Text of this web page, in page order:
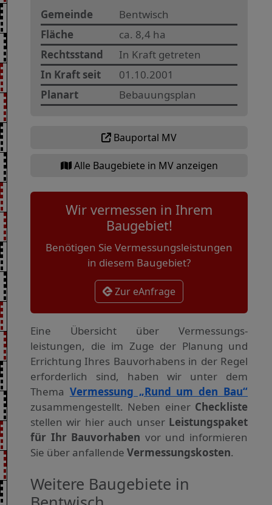
Gemeinde
Bentwisch
Fläche
ca. 8,4 ha
Rechtsstand
In Kraft getreten
In Kraft seit
01.10.2001
Planart
Bebauungsplan
Bauportal MV
Alle Baugebiete in MV anzeigen
Wir vermessen in Ihrem
Baugebiet!
Benötigen Sie Vermessungsleistungen
in diesem Baugebiet?
Zur eAnfrage
Eine Übersicht über Vermessungs­
leistungen, die im Zuge der Planung und
Errichtung Ihres Bauvorhabens in der Regel
erforderlich sind, haben wir unter dem
Thema Vermessung „Rund um den Bau“
zusammengestellt. Neben einer Checkliste
stellen wir hier auch unser Leistungspaket
für Ihr Bauvorhaben vor und informieren
Sie über anfallende Vermessungskosten.
Weitere Baugebiete in